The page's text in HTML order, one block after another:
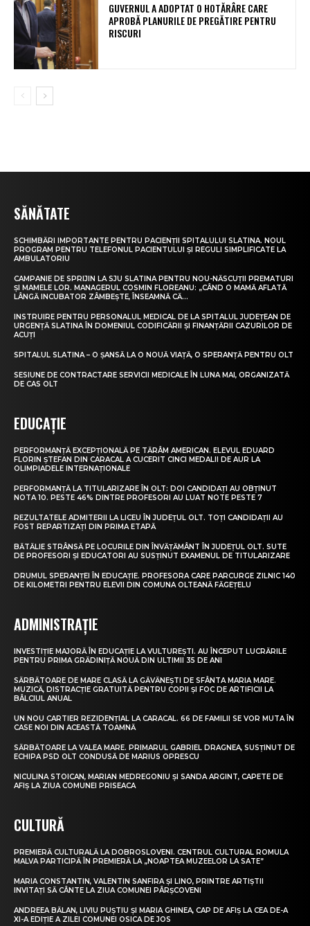
GUVERNUL A ADOPTAT O HOTĂRÂRE CARE
APROBĂ PLANURILE DE PREGĂTIRE PENTRU
RISCURI
SĂNĂTATE
SCHIMBĂRI IMPORTANTE PENTRU PACIENȚII SPITALULUI SLATINA. NOUL
PROGRAM PENTRU TELEFONUL PACIENTULUI ȘI REGULI SIMPLIFICATE LA
AMBULATORIU
CAMPANIE DE SPRIJIN LA SJU SLATINA PENTRU NOU-NĂSCUȚII PREMATURI
ȘI MAMELE LOR. MANAGERUL COSMIN FLOREANU: „CÂND O MAMĂ AFLATĂ
LÂNGĂ INCUBATOR ZÂMBEȘTE, ÎNSEAMNĂ CĂ...
INSTRUIRE PENTRU PERSONALUL MEDICAL DE LA SPITALUL JUDEȚEAN DE
URGENȚĂ SLATINA ÎN DOMENIUL CODIFICĂRII ȘI FINANȚĂRII CAZURILOR DE
ACUȚI
SPITALUL SLATINA – O ȘANSĂ LA O NOUĂ VIAȚĂ, O SPERANȚĂ PENTRU OLT
SESIUNE DE CONTRACTARE SERVICII MEDICALE ÎN LUNA MAI, ORGANIZATĂ
DE CAS OLT
EDUCAȚIE
PERFORMANȚĂ EXCEPȚIONALĂ PE TĂRÂM AMERICAN. ELEVUL EDUARD
FLORIN ȘTEFAN DIN CARACAL A CUCERIT CINCI MEDALII DE AUR LA
OLIMPIADELE INTERNAȚIONALE
PERFORMANȚĂ LA TITULARIZARE ÎN OLT: DOI CANDIDAȚI AU OBȚINUT
NOTA 10. PESTE 46% DINTRE PROFESORI AU LUAT NOTE PESTE 7
REZULTATELE ADMITERII LA LICEU ÎN JUDEȚUL OLT. TOȚI CANDIDAȚII AU
FOST REPARTIZAȚI DIN PRIMA ETAPĂ
BĂTĂLIE STRÂNSĂ PE LOCURILE DIN ÎNVĂȚĂMÂNT ÎN JUDEȚUL OLT. SUTE
DE PROFESORI ȘI EDUCATORI AU SUSȚINUT EXAMENUL DE TITULARIZARE
DRUMUL SPERANȚEI ÎN EDUCAȚIE. PROFESORA CARE PARCURGE ZILNIC 140
DE KILOMETRI PENTRU ELEVII DIN COMUNA OLTEANĂ FĂGEȚELU
ADMINISTRAȚIE
INVESTIȚIE MAJORĂ ÎN EDUCAȚIE LA VULTUREȘTI. AU ÎNCEPUT LUCRĂRILE
PENTRU PRIMA GRĂDINIȚĂ NOUĂ DIN ULTIMII 35 DE ANI
SĂRBĂTOARE DE MARE CLASĂ LA GĂVĂNEȘTI DE SFÂNTA MARIA MARE.
MUZICĂ, DISTRACȚIE GRATUITĂ PENTRU COPII ȘI FOC DE ARTIFICII LA
BÂLCIUL ANUAL
UN NOU CARTIER REZIDENȚIAL LA CARACAL. 66 DE FAMILII SE VOR MUTA ÎN
CASE NOI DIN ACEASTĂ TOAMNĂ
SĂRBĂTOARE LA VALEA MARE. PRIMARUL GABRIEL DRAGNEA, SUSȚINUT DE
ECHIPA PSD OLT CONDUSĂ DE MARIUS OPRESCU
NICULINA STOICAN, MARIAN MEDREGONIU ȘI SANDA ARGINT, CAPETE DE
AFIȘ LA ZIUA COMUNEI PRISEACA
CULTURĂ
PREMIERĂ CULTURALĂ LA DOBROSLOVENI. CENTRUL CULTURAL ROMULA
MALVA PARTICIPĂ ÎN PREMIERĂ LA „NOAPTEA MUZEELOR LA SATE”
MARIA CONSTANTIN, VALENTIN SANFIRA ȘI LINO, PRINTRE ARTIȘTII
INVITAȚI SĂ CÂNTE LA ZIUA COMUNEI PÂRȘCOVENI
ANDREEA BĂLAN, LIVIU PUȘTIU ȘI MARIA GHINEA, CAP DE AFIȘ LA CEA DE-A
XI-A EDIȚIE A ZILEI COMUNEI OSICA DE JOS